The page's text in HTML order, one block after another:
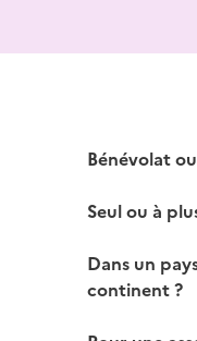
Bénévolat
Seul ou à
Dans un
continent ?